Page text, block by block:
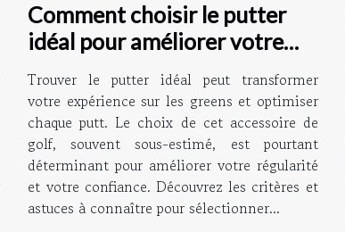
Comment choisir le putter
idéal pour améliorer votre
jeu ?
Trouver le putter idéal peut transformer
votre expérience sur les greens et optimiser
chaque putt. Le choix de cet accessoire de
golf, souvent sous-estimé, est pourtant
déterminant pour améliorer votre régularité
et votre confiance. Découvrez les critères et
astuces à connaître pour sélectionner...